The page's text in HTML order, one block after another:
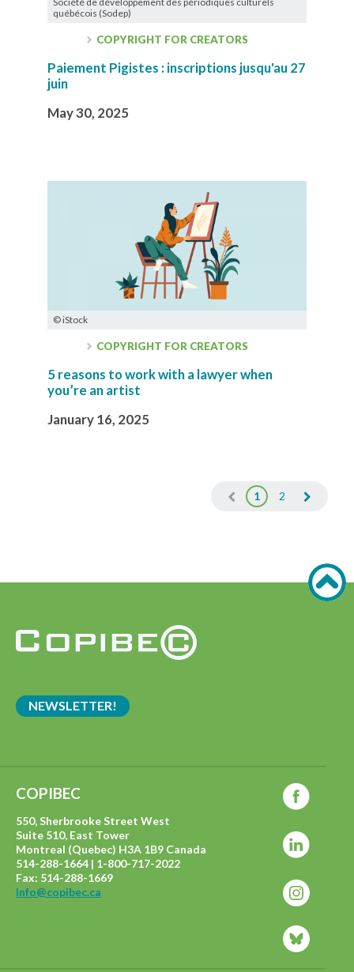
québécois (Sodep)
COPYRIGHT FOR CREATORS
Paiement Pigistes : inscriptions jusqu'au 27
juin
May 30, 2025
© iStock
COPYRIGHT FOR CREATORS
5 reasons to work with a lawyer when
you’re an artist
January 16, 2025
1 2
NEWSLETTER!
COPIBEC
550, Sherbrooke Street West
Suite 510, East Tower
Montreal (Quebec) H3A 1B9 Canada
514-288-1664 | 1-800-717-2022
Fax: 514-288-1669
info@copibec.ca